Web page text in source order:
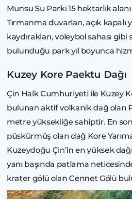
Munsu Su Parkı 15 hektarlık
Tırmanma duvarları, açık kapalı
kaydırakları, voleybol sahası
bulunduğu park yıl boyunca
Kuzey Kore Paektu Dağı
Çin Halk Cumhuriyeti ile Kuzey
bulunan aktif volkanik dağ olan
metre yüksekliğe sahiptir. En son
püskürmüş olan dağ Kore
Kuzeydoğu Çin’in en yüksek
yanı başında patlama
krater gölü olan Cennet Gölü